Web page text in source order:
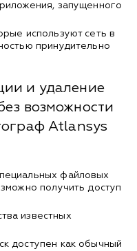
запущенного
используют сеть в
принудительно
и удаление
возможности
Atlansys
файловых
получить доступ
известных
доступен как обычный